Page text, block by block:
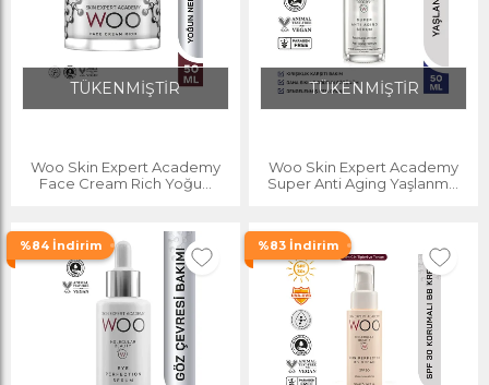
TÜKENMİŞTİR
Woo Skin Expert Academy
Face Cream Rich Yoğun
TÜKENMİŞTİR
Woo Skin Expert Academy
Super Anti Aging Yaşlanma,
Bakım
%84 İndirim %83 İndirim